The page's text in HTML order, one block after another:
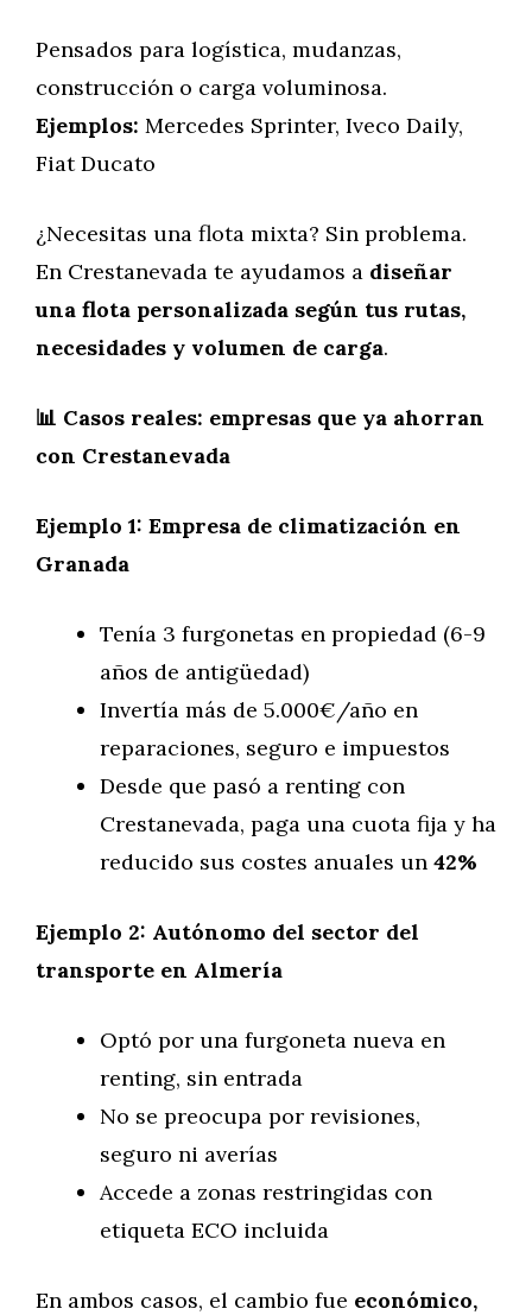
Pensados para logística, mudanzas,
construcción o carga voluminosa.
Ejemplos: Mercedes Sprinter, Iveco Daily,
Fiat Ducato
¿Necesitas una flota mixta? Sin problema.
En Crestanevada te ayudamos a diseñar
una flota personalizada según tus rutas,
necesidades y volumen de carga.
📊 Casos reales: empresas que ya ahorran
con Crestanevada
Ejemplo 1: Empresa de climatización en
Granada
Tenía 3 furgonetas en propiedad (6-9
años de antigüedad)
Invertía más de 5.000€/año en
reparaciones, seguro e impuestos
Desde que pasó a renting con
Crestanevada, paga una cuota fija y ha
reducido sus costes anuales un 42%
Ejemplo 2: Autónomo del sector del
transporte en Almería
Optó por una furgoneta nueva en
renting, sin entrada
No se preocupa por revisiones,
seguro ni averías
Accede a zonas restringidas con
etiqueta ECO incluida
En ambos casos, el cambio fue económico,